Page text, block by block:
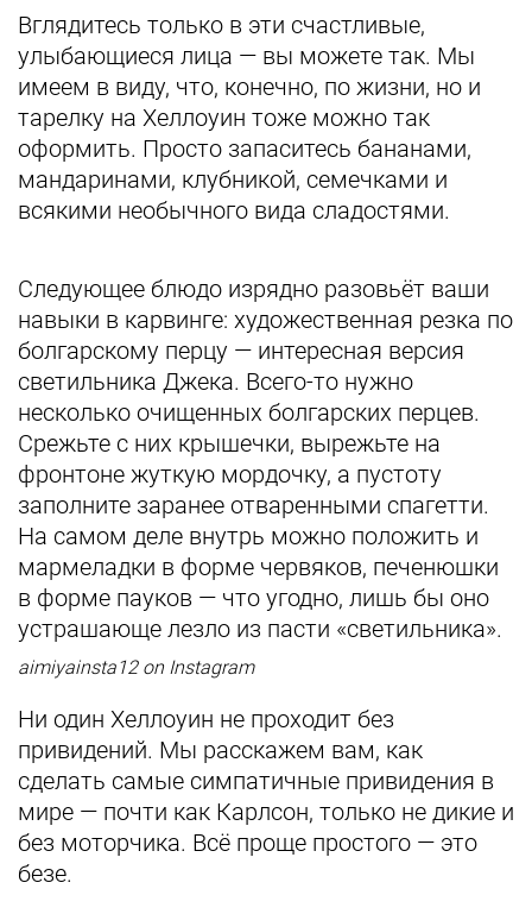
Вглядитесь только в эти счастливые,
улыбающиеся лица — вы можете так. Мы
имеем в виду, что, конечно, по жизни, но и
тарелку на Хеллоуин тоже можно так
оформить. Просто запаситесь бананами,
мандаринами, клубникой, семечками и
всякими необычного вида сладостями.
Следующее блюдо изрядно разовьёт ваши
навыки в карвинге: художественная резка по
болгарскому перцу — интересная версия
светильника Джека. Всего-то нужно
несколько очищенных болгарских перцев.
Срежьте с них крышечки, вырежьте на
фронтоне жуткую мордочку, а пустоту
заполните заранее отваренными спагетти.
На самом деле внутрь можно положить и
мармеладки в форме червяков, печенюшки
в форме пауков — что угодно, лишь бы оно
устрашающе лезло из пасти «светильника».
aimiyainsta12 on Instagram
Ни один Хеллоуин не проходит без
привидений. Мы расскажем вам, как
сделать самые симпатичные привидения в
мире — почти как Карлсон, только не дикие и
без моторчика. Всё проще простого — это
безе.